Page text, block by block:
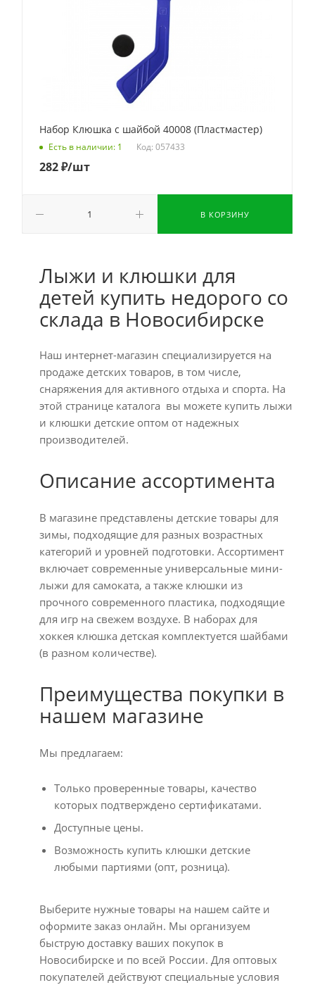
Набор Клюшка с шайбой 40008 (Пластмастер)
Есть в наличии: 1 Код: 057433
282₽/шт
В КОРЗИНУ
Лыжи и клюшки для
детей купить недорого со
склада в Новосибирске
Наш интернет-магазин специализируется на
продаже детских товаров, в том числе,
снаряжения для активного отдыха и спорта. На
этой странице каталога вы можете купить лыжи
и клюшки детские оптом от надежных
производителей.
Описание ассортимента
В магазине представлены детские товары для
зимы, подходящие для разных возрастных
категорий и уровней подготовки. Ассортимент
включает современные универсальные мини-
лыжи для самоката, а также клюшки из
прочного современного пластика, подходящие
для игр на свежем воздухе. В наборах для
хоккея клюшка детская комплектуется шайбами
(в разном количестве).
Преимущества покупки в
нашем магазине
Мы предлагаем:
Только проверенные товары, качество
которых подтверждено сертификатами.
Доступные цены.
Возможность купить клюшки детские
любыми партиями (опт, розница).
Выберите нужные товары на нашем сайте и
оформите заказ онлайн. Мы организуем
быструю доставку ваших покупок в
Новосибирске и по всей России. Для оптовых
покупателей действуют специальные условия